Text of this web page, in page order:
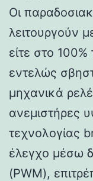
Οι
λειτουργούν
είτε στο 100%
εντελώς
μηχανικά
ανεμιστήρες
τεχνολογίας
έλεγχο μέσω
(PWM),